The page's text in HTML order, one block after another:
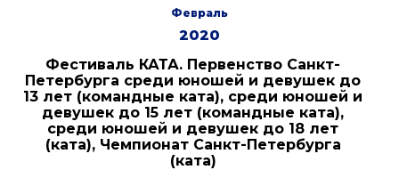
Февраль
2020
Фестиваль КАТА. Первенство Санкт-
Петербурга среди юношей и девушек до
13 лет (командные ката), среди юношей и
девушек до 15 лет (командные ката),
среди юношей и девушек до 18 лет
(ката), Чемпионат Санкт-Петербурга
(ката)